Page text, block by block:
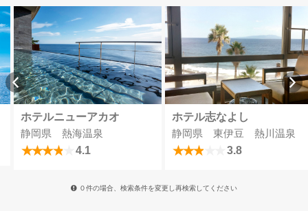
ホテルニューアカオ
静岡県 熱海温泉
4.1
ホテル志なよし
静岡県 東伊豆 熱川温泉
3.8
０件の場合、検索条件を変更し再検索してください